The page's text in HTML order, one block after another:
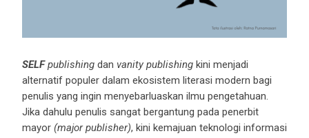
SELFpublishingdan vanity publishingkini menjadi
alternatif populer dalam ekosistem literasi modern bagi
penulis yang ingin menyebarluaskan ilmu pengetahuan.
Jika dahulu penulis sangat bergantung pada penerbit
mayor (major publisher), kini kemajuan teknologi informasi